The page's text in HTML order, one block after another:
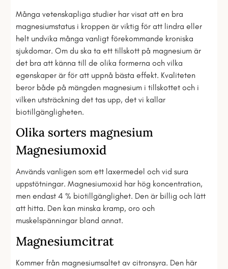
Många vetenskapliga studier har visat att en bra
magnesiumstatus i kroppen är viktig för att lindra eller
helt undvika många vanligt förekommande kroniska
sjukdomar. Om du ska ta ett tillskott på magnesium är
det bra att känna till de olika formerna och vilka
egenskaper är för att uppnå bästa effekt. Kvaliteten
beror både på mängden magnesium i tillskottet och i
vilken utsträckning det tas upp, det vi kallar
biotillgängligheten.
Olika sorters magnesium
Magnesiumoxid
Används vanligen som ett laxermedel och vid sura
uppstötningar. Magnesiumoxid har hög koncentration,
men endast 4 % biotillgänglighet. Den är billig och lätt
att hitta. Den kan minska kramp, oro och
muskelspänningar bland annat.
Magnesiumcitrat
Kommer från magnesiumsaltet av citronsyra. Den här